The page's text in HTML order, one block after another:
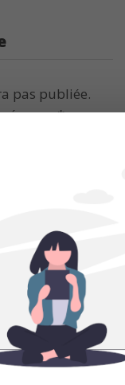
pas publiée.
avec*